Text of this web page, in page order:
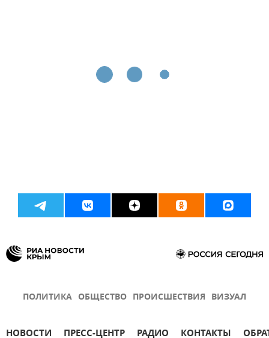
ПОЛИТИКА ОБЩЕСТВО ПРОИСШЕСТВИЯ ВИЗУАЛ
НОВОСТИ ПРЕСС-ЦЕНТР РАДИО КОНТАКТЫ